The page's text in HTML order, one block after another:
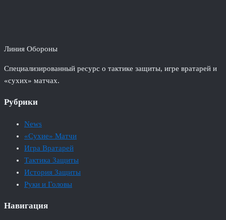
Линия Обороны
Специализированный ресурс о тактике защиты, игре вратарей и
«сухих» матчах.
Рубрики
News
«Сухие» Матчи
Игра Вратарей
Тактика Защиты
История Защиты
Руки и Головы
Навигация